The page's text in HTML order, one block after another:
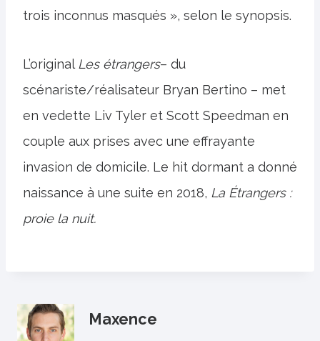
trois inconnus masqués », selon le synopsis.
L’original Les étrangers– du
scénariste/réalisateur Bryan Bertino – met
en vedette Liv Tyler et Scott Speedman en
couple aux prises avec une effrayante
invasion de domicile. Le hit dormant a donné
naissance à une suite en 2018, La Étrangers :
proie la nuit.
Maxence